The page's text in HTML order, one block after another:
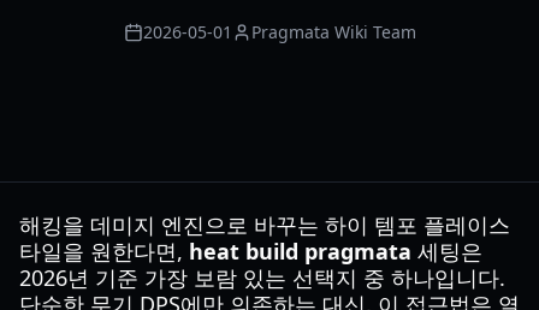
2026-05-01 Pragmata Wiki Team
해킹을 데미지 엔진으로 바꾸는 하이 템포 플레이스
타일을 원한다면, heat build pragmata 세팅은
2026년 기준 가장 보람 있는 선택지 중 하나입니다.
단순한 무기 DPS에만 의존하는 대신, 이 접근법은 열